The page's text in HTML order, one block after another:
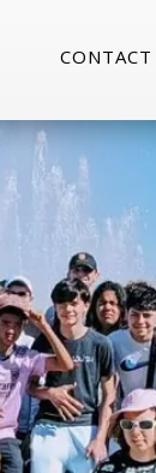
CONTACT